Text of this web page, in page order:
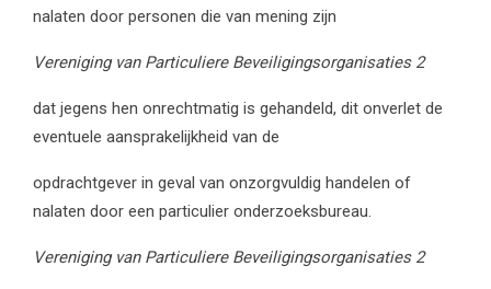
nalaten door personen die van mening zijn
Vereniging van Particuliere Beveiligingsorganisaties 2
dat jegens hen onrechtmatig is gehandeld, dit onverlet de
eventuele aansprakelijkheid van de
opdrachtgever in geval van onzorgvuldig handelen of
nalaten door een particulier onderzoeksbureau.
Vereniging van Particuliere Beveiligingsorganisaties 2